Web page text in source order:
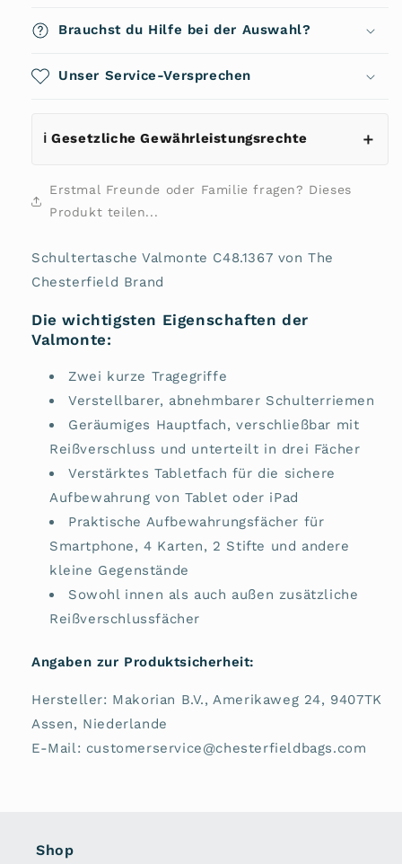
von
Chesterfield
von
Chesterfield
Brauchst du Hilfe bei der Auswahl?
Unser Service-Versprechen
ℹ️ Gesetzliche Gewährleistungsrechte
Erstmal Freunde oder Familie fragen? Dieses
Produkt teilen...
Schultertasche Valmonte C48.1367 von The
Chesterfield Brand
Die wichtigsten Eigenschaften der
Valmonte:
Zwei kurze Tragegriffe
Verstellbarer, abnehmbarer Schulterriemen
Geräumiges Hauptfach, verschließbar mit
Reißverschluss und unterteilt in drei Fächer
Verstärktes Tabletfach für die sichere
Aufbewahrung von Tablet oder iPad
Praktische Aufbewahrungsfächer für
Smartphone, 4 Karten, 2 Stifte und andere
kleine Gegenstände
Sowohl innen als auch außen zusätzliche
Reißverschlussfächer
Angaben zur Produktsicherheit:
Hersteller: Makorian B.V., Amerikaweg 24, 9407TK
Assen, Niederlande
E-Mail: customerservice@chesterfieldbags.com
Shop